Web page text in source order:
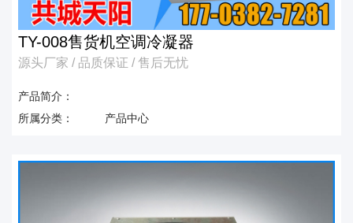
TY-008售货机空调冷凝器
源头厂家 / 品质保证 / 售后无忧
产品简介：
所属分类：
产品中心